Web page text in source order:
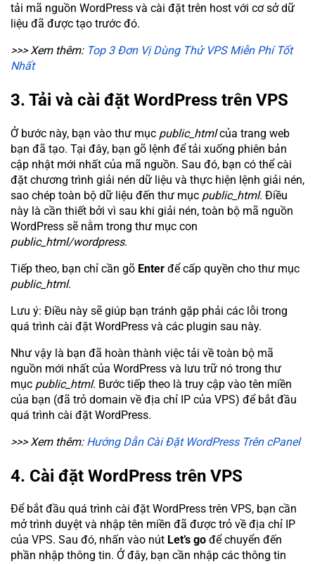
tải mã nguồn WordPress và cài đặt trên host với cơ sở dữ
liệu đã được tạo trước đó.
>>> Xem thêm: Top 3 Đơn Vị Dùng Thử VPS Miễn Phí Tốt
Nhất
3. Tải và cài đặt WordPress trên VPS
Ở bước này, bạn vào thư mục public_htmlcủa trang web
bạn đã tạo. Tại đây, bạn gõ lệnh để tải xuống phiên bản
cập nhật mới nhất của mã nguồn. Sau đó, bạn có thể cài
đặt chương trình giải nén dữ liệu và thực hiện lệnh giải nén,
sao chép toàn bộ dữ liệu đến thư mục public_html. Điều
này là cần thiết bởi vì sau khi giải nén, toàn bộ mã nguồn
WordPress sẽ nằm trong thư mục con
public_html/wordpress.
Tiếp theo, bạn chỉ cần gõ Enter để cấp quyền cho thư mục
public_html.
Lưu ý: Điều này sẽ giúp bạn tránh gặp phải các lỗi trong
quá trình cài đặt WordPress và các plugin sau này.
Như vậy là bạn đã hoàn thành việc tải về toàn bộ mã
nguồn mới nhất của WordPress và lưu trữ nó trong thư
mục public_html. Bước tiếp theo là truy cập vào tên miền
của bạn (đã trỏ domain về địa chỉ IP của VPS) để bắt đầu
quá trình cài đặt WordPress.
>>> Xem thêm: Hướng Dẫn Cài Đặt WordPress Trên cPanel
4. Cài đặt WordPress trên VPS
Để bắt đầu quá trình cài đặt WordPress trên VPS, bạn cần
mở trình duyệt và nhập tên miền đã được trỏ về địa chỉ IP
của VPS. Sau đó, nhấn vào nút Let’s go để chuyển đến
phần nhập thông tin. Ở đây, bạn cần nhập các thông tin